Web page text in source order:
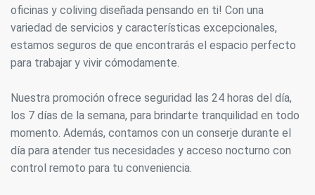
oficinas y coliving diseñada pensando en ti! Con una
variedad de servicios y características excepcionales,
estamos seguros de que encontrarás el espacio perfecto
para trabajar y vivir cómodamente.
Nuestra promoción ofrece seguridad las 24 horas del día,
los 7 días de la semana, para brindarte tranquilidad en todo
momento. Además, contamos con un conserje durante el
día para atender tus necesidades y acceso nocturno con
control remoto para tu conveniencia.